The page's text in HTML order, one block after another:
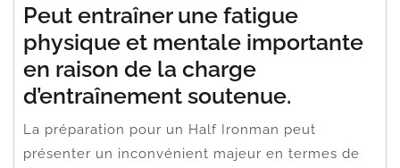
Peut entraîner une fatigue
physique et mentale importante
en raison de la charge
d’entraînement soutenue.
La préparation pour un Half Ironman peut
présenter un inconvénient majeur en termes de